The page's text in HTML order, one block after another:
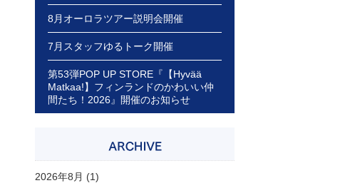
8月オーロラツアー説明会開催
7月スタッフゆるトーク開催
第53弾POP UP STORE『【Hyvää
Matkaa!】フィンランドのかわいい仲
間たち！2026』開催のお知らせ
2026年8月 (1)